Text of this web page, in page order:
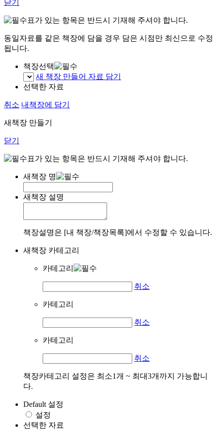
닫기
표가 있는 항목은 반드시 기재해 주셔야 합니다.
동일자료를 같은 책장에 담을 경우 담은 시점만 최신으로 수정
됩니다.
책장선택
새 책장 만들어 자료 담기
선택한 자료
취소 내책장에 담기
새책장 만들기
닫기
표가 있는 항목은 반드시 기재해 주셔야 합니다.
새책장 명
새책장 설명
책장설명은 [내 책장/책장목록]에서 수정할 수 있습니다.
새책장 카테고리
카테고리
취소
카테고리
취소
카테고리
취소
책장카테고리 설정은 최소1개 ~ 최대3개까지 가능합니
다.
Default 설정
설정
선택한 자료